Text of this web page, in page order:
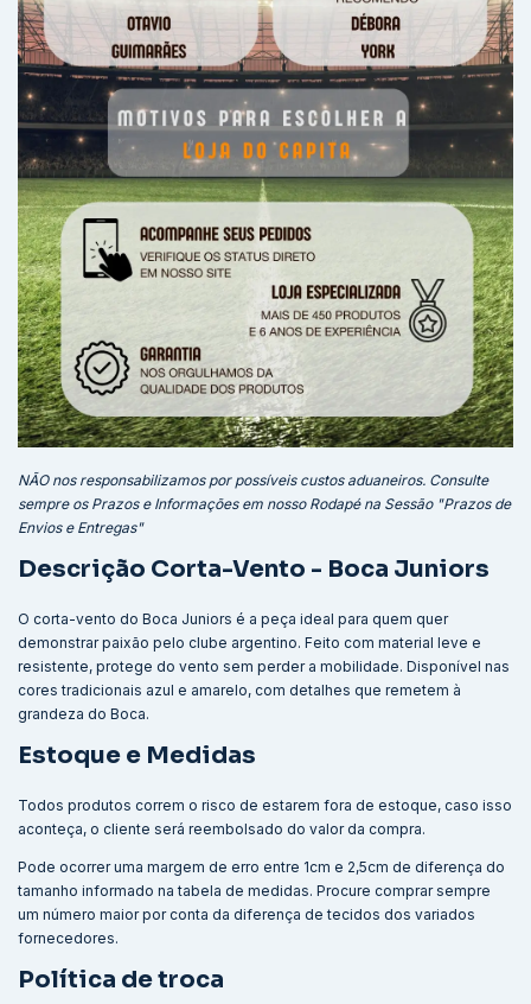
NÃO nos responsabilizamos por possíveis custos aduaneiros. Consulte
sempre os Prazos e Informações em nosso Rodapé na Sessão "Prazos de
Envios e Entregas"
Descrição Corta-Vento - Boca Juniors
O corta-vento do Boca Juniors é a peça ideal para quem quer
demonstrar paixão pelo clube argentino. Feito com material leve e
resistente, protege do vento sem perder a mobilidade. Disponível nas
cores tradicionais azul e amarelo, com detalhes que remetem à
grandeza do Boca.
Estoque e Medidas
Todos produtos correm o risco de estarem fora de estoque, caso isso
aconteça, o cliente será reembolsado do valor da compra.
Pode ocorrer uma margem de erro entre 1cm e 2,5cm de diferença do
tamanho informado na tabela de medidas. Procure comprar sempre
um número maior por conta da diferença de tecidos dos variados
fornecedores.
Política de troca